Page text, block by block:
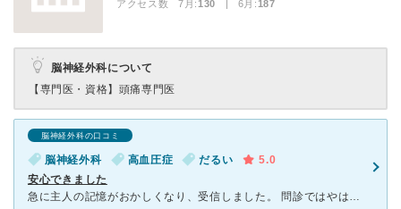
アクセス数 7月:130 | 6月:187
脳神経外科について
【専門医・資格】 頭痛専門医
脳神経外科の口コミ
脳神経外科 高血圧症 だるい
5.0
安心できました
急に主人の記憶がおかしくなり、受信しました。 問診ではやはり記憶に問題があるとのこと。 CT検査では問題がなく、高血圧からの症状でだろうということでした。採血検査の結果、高血圧と糖尿病が見つかりま